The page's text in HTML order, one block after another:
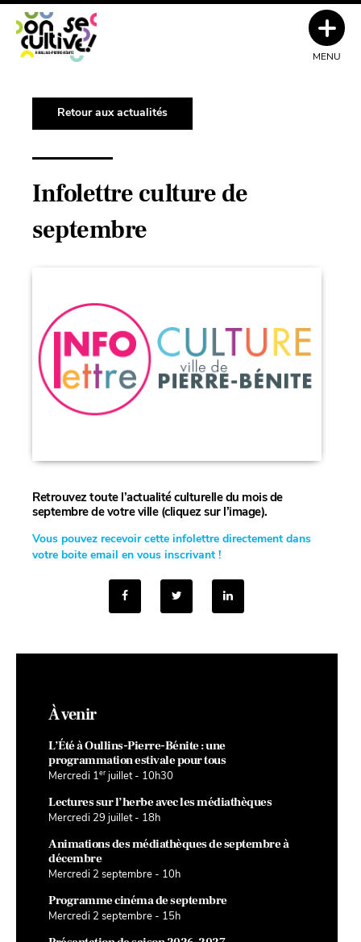
Retour aux actualités
Infolettre culture de
septembre
Retrouvez toute l’actualité culturelle du mois de
septembre de votre ville (cliquez sur l’image).
Vous pouvez recevoir cette infolettre directement dans
votre boite email en vous inscrivant !
À venir
L’Été à Oullins-Pierre-Bénite : une
programmation estivale pour tous
Mercredi 1er juillet - 10h30
Lectures sur l’herbe avec les médiathèques
Mercredi 29 juillet - 18h
Animations des médiathèques de septembre à
décembre
Mercredi 2 septembre - 10h
Programme cinéma de septembre
Mercredi 2 septembre - 15h
MENU